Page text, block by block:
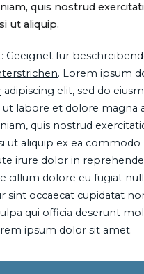
quis nostrud
ut aliquip.
Geeignet für
. Lorem ipsum
adipiscing elit, sed do
labore et dolore magna
quis nostrud
ut aliquip ex ea commodo
irure dolor in
cillum dolore eu fugiat
sint occaecat cupidatat
qui officia deserunt
ipsum dolor sit amet.